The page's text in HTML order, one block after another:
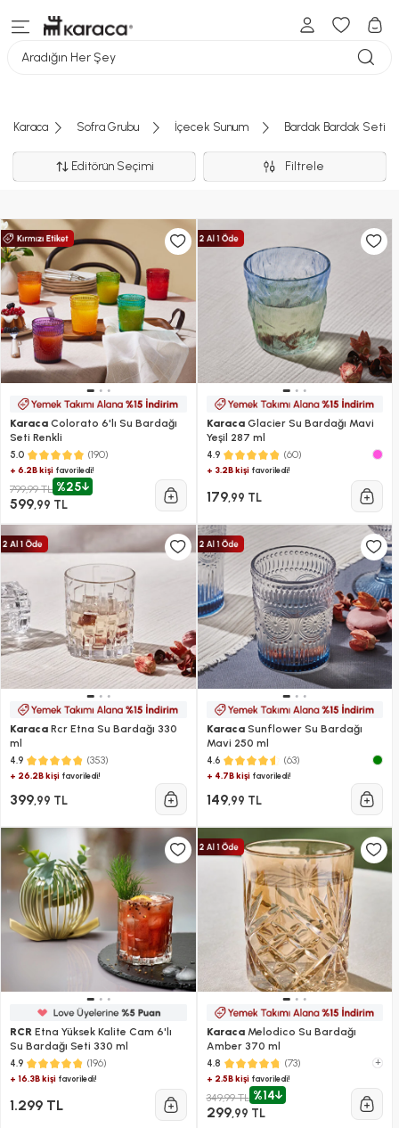
Aradığın Her Şey
Karaca Sofra Grubu İçecek Sunum Bardak Bardak Seti
Editörün Seçimi Filtrele
Karaca Colorato 6'lı Su Bardağı
Seti Renkli
5.0 (190)
+ 6.2B kişi favoriledi!
799,99 TL %25
599,99 TL
KaracaGlacier Su Bardağı Mavi
Yeşil 287 ml
4.9 (60)
+ 3.2B kişifavoriledi!
179,99 TL
Karaca Rcr Etna Su Bardağı 330
ml
4.9 (353)
+ 26.2B kişi favoriledi!
399,99 TL
KaracaSunflower Su Bardağı
Mavi 250 ml
4.6 (63)
+ 4.7B kişifavoriledi!
149,99 TL
RCR Etna Yüksek Kalite Cam 6'lı
Su Bardağı Seti 330 ml
4.9 (196)
+ 16.3B kişi favoriledi!
1.299 TL
KaracaMelodico Su Bardağı
Amber 370 ml
4.8 (73)
+
+ 2.5B kişifavoriledi!
349,99 TL %14
299,99 TL